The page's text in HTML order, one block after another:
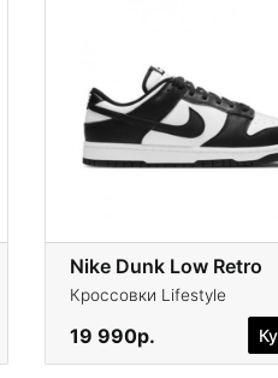
Nike Dunk Low Retro
Кроссовки Lifestyle
19 990р.